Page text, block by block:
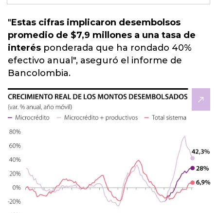
"Estas cifras implicaron desembolsos
promedio de $7,9 millones a una tasa de
interés ponderada que ha rondado 40%
efectivo anual ", aseguró el informe de
Bancolombia.